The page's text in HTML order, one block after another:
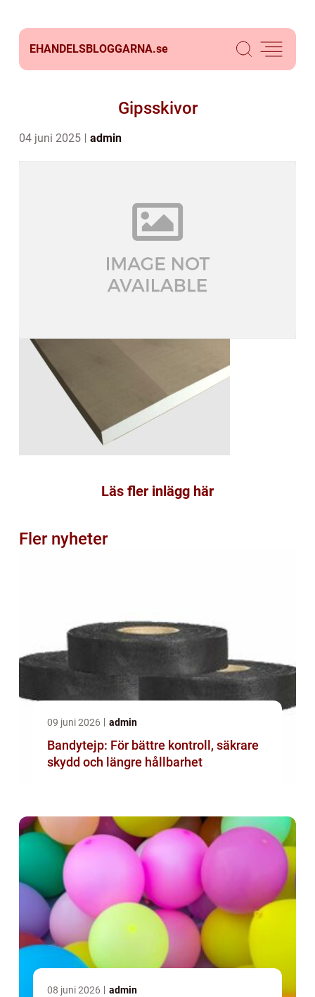
EHANDELSBLOGGARNA.se
Gipsskivor
04 juni 2025 admin
Läs fler inlägg här
Fler nyheter
09 juni 2026 admin
Bandytejp: För bättre kontroll, säkrare
skydd och längre hållbarhet
08 juni 2026 admin